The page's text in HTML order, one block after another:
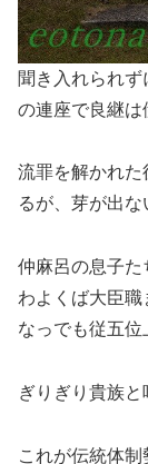
聞き入れられ
の連座で良継は
流罪を解かれた
るが、芽が出な
仲麻呂の息子た
わよくば大臣
なっでも従五位
ぎりぎり貴族と
これが伝統体